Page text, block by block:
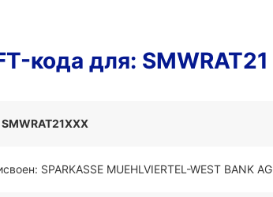
кода для: SMWRAT21
SMWRAT21XXX
SPARKASSE MUEHLVIERTEL-WEST BANK AG